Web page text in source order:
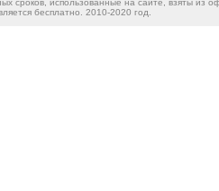
сроков, использованные на сайте, взяты из
бесплатно. 2010-2020 год.